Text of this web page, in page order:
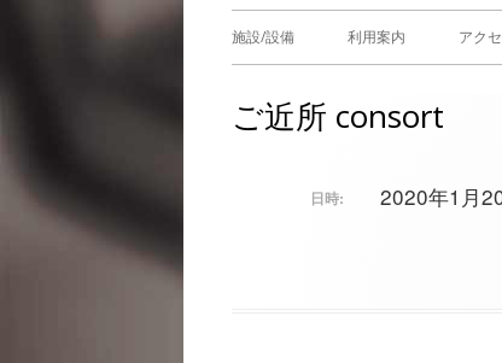
メ
ン
施設/設備 利用案内 アク
ご近所 consort
日時: 2020年1月